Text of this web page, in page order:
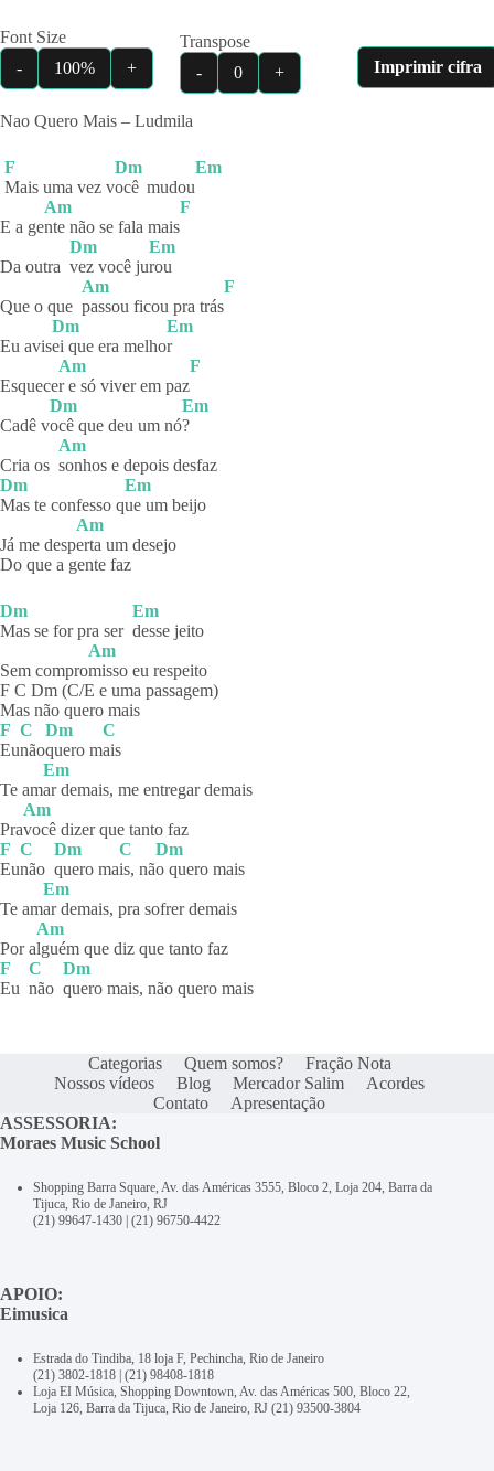
Font Size
-
100% +
Transpose
-
0 + Imprimir cifra
Nao Quero Mais – Ludmila
F
Mais uma vez v
Dm
ocê mudou
Em
E a ge
Am
nte não se fala mais
F
Da outra
Dm
vez você ju
Em
rou
Que o que
Am
passou ficou pra trás
F
Eu avis
Dm
ei que era melho
Em
r
Esquece
Am
r e só viver em paz
F
Cadê v
Dm
ocê que deu um nó
Em
?
Cria os
Am
sonhos e depois desfaz
Dm
Mas te confesso q
Em
ue um beijo
Já me desp
Am
erta um desejo
Do que a gente faz
Dm
Mas se for pra ser
Em
desse jeito
Sem compro
Am
misso eu respeito
F C Dm (C/E e uma passagem)
Mas não quero mais
F
Eu
C
não
Dm
quero m
C
ais
Te am
Em
ar demais, me entregar demais
Pra
Am
você dizer que tanto faz
F
Eu
C
não
Dm
quero ma
C
is, nã
Dm
o quero mais
Te am
Em
ar demais, pra sofrer demais
Por a
Am
lguém que diz que tanto faz
F
Eu
C
não
Dm
quero mais, não quero mais
Categorias Quem somos?
Fração Nota
Nossos vídeos
Blog Mercador Salim
Acordes
Contato
Apresentação
ASSESSORIA:
Moraes Music School
Shopping Barra Square, Av. das Américas 3555, Bloco 2, Loja 204, Barra da
Tijuca, Rio de Janeiro, RJ
(21) 99647-1430 (21) 96750-4422
APOIO:
Eimusica
Estrada do Tindiba, 18 loja F, Pechincha, Rio de Janeiro
(21) 3802-1818 (21) 98408-1818
Loja EI Música, Shopping Downtown, Av. das Américas 500, Bloco 22,
Loja 126, Barra da Tijuca, Rio de Janeiro, RJ (21) 93500-3804